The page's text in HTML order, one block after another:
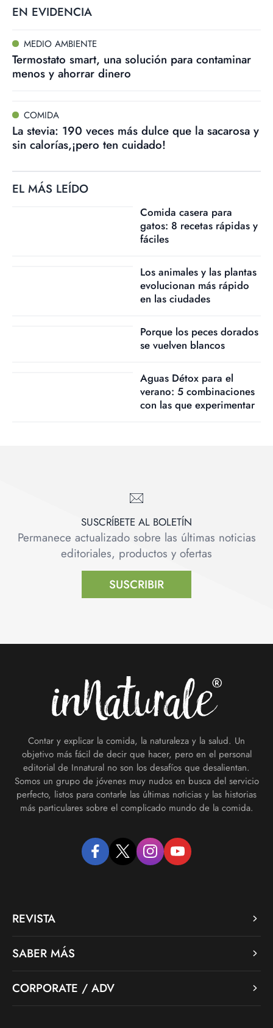
EN EVIDENCIA
MEDIO AMBIENTE
Termostato smart, una solución para contaminar
menos y ahorrar dinero
COMIDA
La stevia: 190 veces más dulce que la sacarosa y
sin calorías,¡pero ten cuidado!
EL MÁS LEÍDO
Comida casera para
gatos: 8 recetas rápidas y
fáciles
Los animales y las plantas
evolucionan más rápido
en las ciudades
Porque los peces dorados
se vuelven blancos
Aguas Détox para el
verano: 5 combinaciones
con las que experimentar
SUSCRÍBETE AL BOLETÍN
Permanece actualizado sobre las últimas noticias
editoriales, productos y ofertas
SUSCRIBIR
Contar y explicar la comida, la naturaleza y la salud. Un
objetivo más fácil de decir que hacer, pero en el personal
editorial de Innatural no son los desafíos que desalientan.
Somos un grupo de jóvenes muy nudos en busca del servicio
perfecto, listos para contarle las últimas noticias y las historias
más particulares sobre el complicado mundo de la comida.
facebooktwitter instagramyoutube
REVISTA
SABER MÁS
CORPORATE / ADV